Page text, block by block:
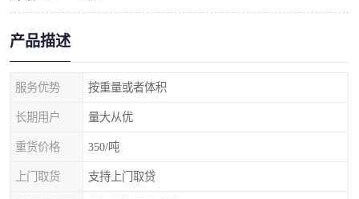
产品描述
服务优势 按重量或者体积
长期用户 量大从优
重货价格 350/吨
上门取货 支持上门取贷